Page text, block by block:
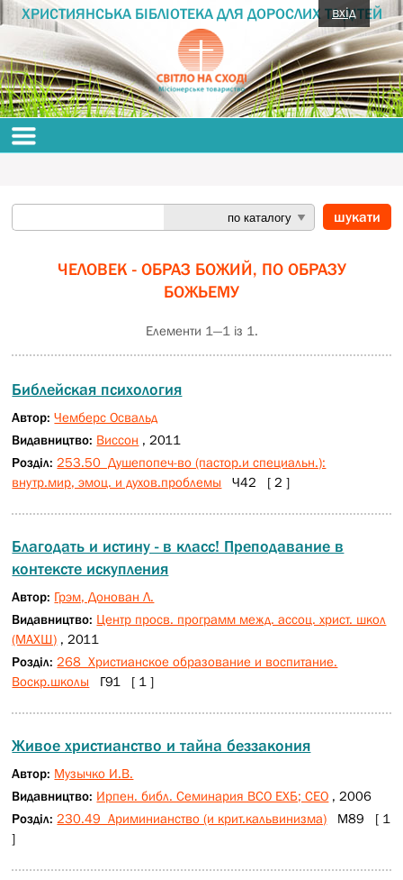
ХРИСТИЯНСЬКА БІБЛІОТЕКА ДЛЯ ДОРОСЛИХ ТА ДІТЕЙ
ЧЕЛОВЕК - ОБРАЗ БОЖИЙ, ПО ОБРАЗУ
БОЖЬЕМУ
Елементи 1—1 із 1.
Библейская психология
Автор:Чемберс Освальд
Видавництво: Виссон , 2011
Розділ: 253.50 Душепопеч-во (пастор.и специальн.):
внутр.мир, эмоц. и духов.проблемы Ч42 [ 2 ]
Благодать и истину - в класс! Преподавание в
контексте искупления
Автор: Грэм, Донован Л.
Видавництво: Центр просв. программ межд. ассоц. христ. школ
(МАХШ) , 2011
Розділ: 268 Христианское образование и воспитание.
Воскр.школы Г91 [ 1 ]
Живое христианство и тайна беззакония
Автор: Музычко И.В.
Видавництво: Ирпен. библ. Семинария ВСО ЕХБ; СЕО , 2006
Розділ: 230.49 Ариминианство (и крит.кальвинизма) М89 [ 1
]
вхід